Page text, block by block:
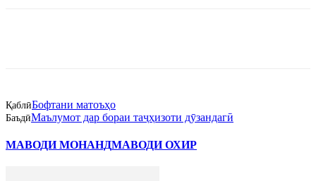
ҚаблӣБофтани матоъҳо
БаъдӣМаълумот дар бораи таҷҳизоти дӯзандагӣ
МАВОДИ МОНАНДМАВОДИ ОХИР